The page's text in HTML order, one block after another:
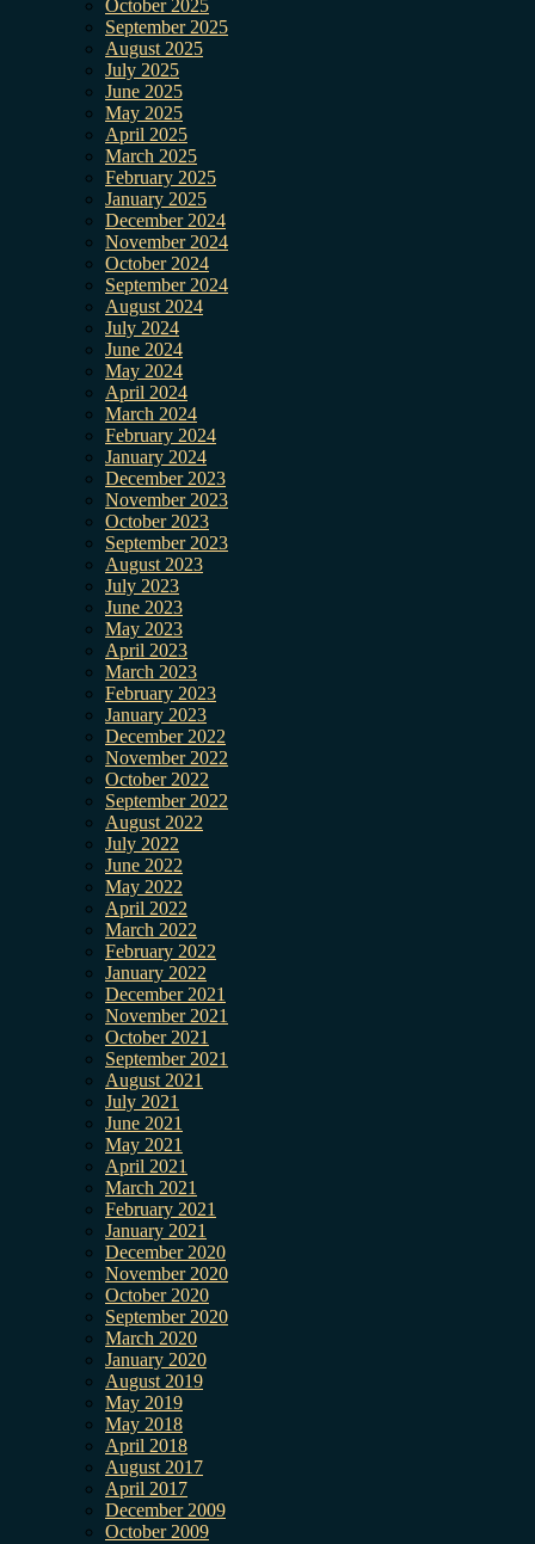
October 2025
September 2025
August 2025
July 2025
June 2025
May 2025
April 2025
March 2025
February 2025
January 2025
December 2024
November 2024
October 2024
September 2024
August 2024
July 2024
June 2024
May 2024
April 2024
March 2024
February 2024
January 2024
December 2023
November 2023
October 2023
September 2023
August 2023
July 2023
June 2023
May 2023
April 2023
March 2023
February 2023
January 2023
December 2022
November 2022
October 2022
September 2022
August 2022
July 2022
June 2022
May 2022
April 2022
March 2022
February 2022
January 2022
December 2021
November 2021
October 2021
September 2021
August 2021
July 2021
June 2021
May 2021
April 2021
March 2021
February 2021
January 2021
December 2020
November 2020
October 2020
September 2020
March 2020
January 2020
August 2019
May 2019
May 2018
April 2018
August 2017
April 2017
December 2009
October 2009